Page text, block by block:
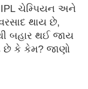
IPL ચેમ્પિયન અને
થાય છે,
બહાર થઈ જાય
છે કે કેમ? જાણો